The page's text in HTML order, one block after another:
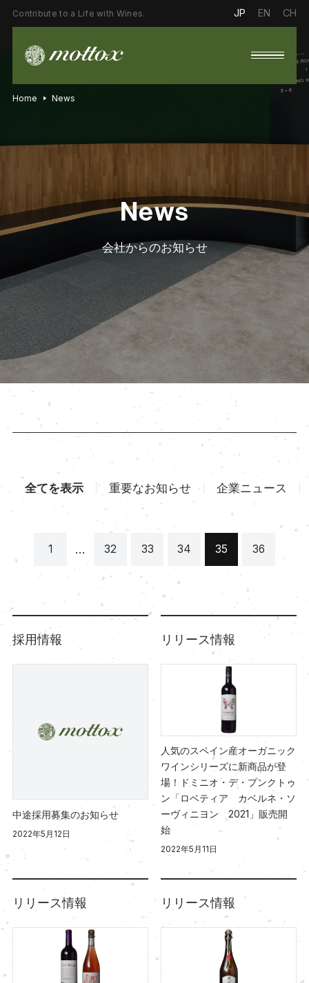
Contribute to a Life with Wines. JP EN CH
News
会社からのお知らせ
Home News
全てを表示 重要なお知らせ 企業ニュース
1 … 32 33 34 35 36
採用情報
中途採用募集のお知らせ
2022年5月12日
リリース情報
人気のスペイン産オーガニック
ワインシリーズに新商品が登
場！ドミニオ・デ・プンクトゥ
ン「ロベティア カベルネ・ソ
ーヴィニヨン 2021」販売開
始
2022年5月11日
リリース情報 リリース情報